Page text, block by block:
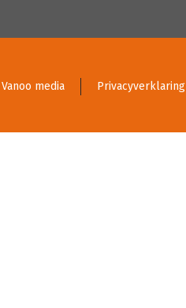
Vanoo media Privacyverklaring